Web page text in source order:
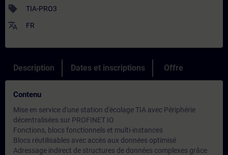
sell TIA-PRO3
translate FR
Description Dates et inscriptions Offre
Contenu
Mise en service d'une station d'écolage TIA avec Périphérie
décentralisées sur PROFINET IO
Fonctions, blocs fonctionnels et multi-instances
Blocs réutilisables avec accès aux données optimisé
Adressage indirect de structures de données complexes grâce